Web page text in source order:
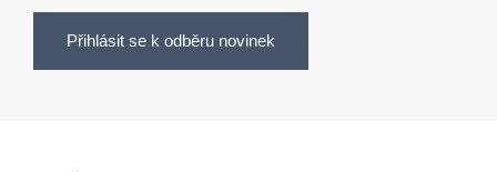
Přihlásit se k odběru novinek